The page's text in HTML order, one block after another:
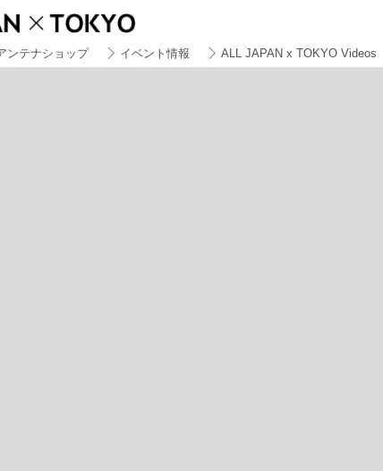
ンテナショップ イベント情報 ALL JAPAN x TOKYO Videos